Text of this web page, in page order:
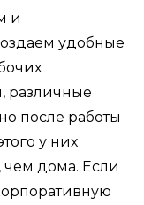
и
удобные
различные
после работы
у них
чем дома. Если